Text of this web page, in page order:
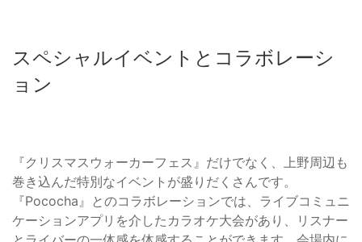
スペシャルイベントとコラボレーシ
ョン
『クリスマスウォーカーフェス』だけでなく、上野周辺も
巻き込んだ特別なイベントが盛りだくさんです。
『Pococha』とのコラボレーションでは、ライブコミュニ
ケーションアプリを介したカラオケ大会があり、リスナー